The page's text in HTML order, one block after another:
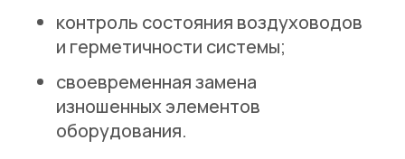
контроль состояния воздуховодов
и герметичности системы;
своевременная замена
изношенных элементов
оборудования.